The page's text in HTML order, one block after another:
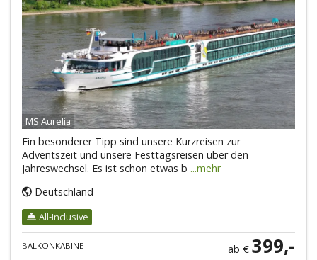
MS Aurelia
Ein besonderer Tipp sind unsere Kurzreisen zur
Adventszeit und unsere Festtagsreisen über den
Jahreswechsel. Es ist schon etwas b ...mehr
Deutschland
All-Inclusive
BALKONKABINE ab €399,-